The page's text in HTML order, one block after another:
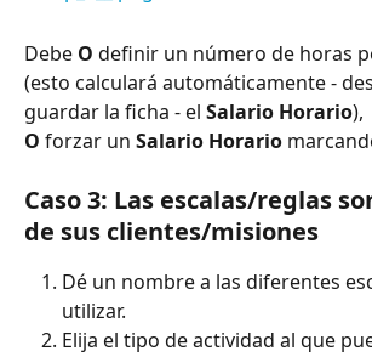
Debe O definir un número de horas
(esto calculará automáticamente -
guardar la ficha - el Salario Horario),
O forzar un Salario Horario
Caso 3: Las escalas/reglas
de sus clientes/misiones
Dé un nombre a las diferentes
utilizar.
Elija el tipo de actividad al que